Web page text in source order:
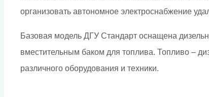
организовать автономное электроснабжение
Базовая модель ДГУ Стандарт оснащена
вместительным баком для топлива. Топливо –
различного оборудования и техники.